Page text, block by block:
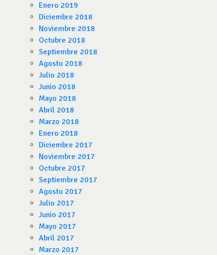
Enero 2019
Diciembre 2018
Noviembre 2018
Octubre 2018
Septiembre 2018
Agosto 2018
Julio 2018
Junio 2018
Mayo 2018
Abril 2018
Marzo 2018
Enero 2018
Diciembre 2017
Noviembre 2017
Octubre 2017
Septiembre 2017
Agosto 2017
Julio 2017
Junio 2017
Mayo 2017
Abril 2017
Marzo 2017